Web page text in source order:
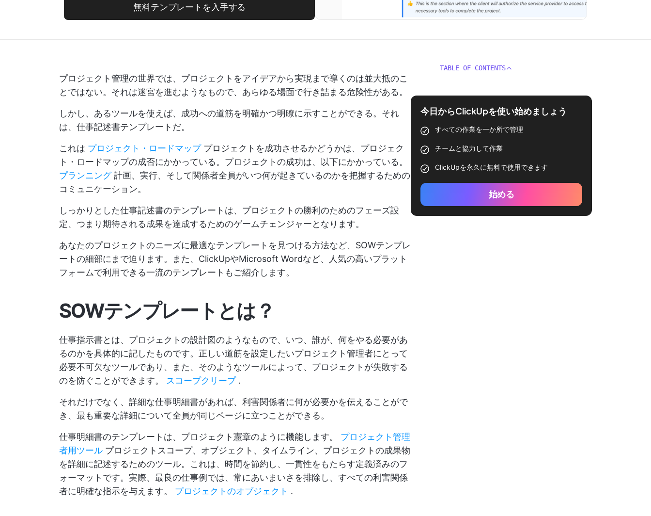
無料テンプレートを入手する
プロジェクト管理の世界では、プロジェクトをアイデアから実現まで導くのは並大抵のこ
とではない。それは迷宮を進むようなもので、あらゆる場面で行き詰まる危険性がある。
しかし、あるツールを使えば、成功への道筋を明確かつ明瞭に示すことができる。それ
は、仕事記述書テンプレートだ。
これは プロジェクト・ロードマッププロジェクトを成功させるかどうかは、プロジェク
ト・ロードマップの成否にかかっている。プロジェクトの成功は、以下にかかっている。
プランニング計画、実行、そして関係者全員がいつ何が起きているのかを把握するための
コミュニケーション。
しっかりとした仕事記述書のテンプレートは、プロジェクトの勝利のためのフェーズ設
定、つまり期待される成果を達成するためのゲームチェンジャーとなります。
あなたのプロジェクトのニーズに最適なテンプレートを見つける方法など、SOWテンプレ
ートの細部にまで迫ります。また、ClickUpやMicrosoft Wordなど、人気の高いプラット
フォームで利用できる一流のテンプレートもご紹介します。
SOWテンプレートとは？
仕事指示書とは、プロジェクトの設計図のようなもので、いつ、誰が、何をやる必要があ
るのかを具体的に記したものです。正しい道筋を設定したいプロジェクト管理者にとって
必要不可欠なツールであり、また、そのようなツールによって、プロジェクトが失敗する
のを防ぐことができます。
スコープクリープ.
それだけでなく、詳細な仕事明細書があれば、利害関係者に何が必要かを伝えることがで
き、最も重要な詳細について全員が同じページに立つことができる。
仕事明細書のテンプレートは、プロジェクト憲章のように機能します。 プロジェクト管理
者用ツール プロジェクトスコープ、オブジェクト、タイムライン、プロジェクトの成果物
を詳細に記述するためのツール。これは、時間を節約し、一貫性をもたらす定義済みのフ
ォーマットです。実際、最良の仕事例では、常にあいまいさを排除し、すべての利害関係
者に明確な指示を与えます。 プロジェクトのオブジェクト .
TABLE OF CONTENTS
今日からClickUpを使い始めましょう
すべての作業を一か所で管理
チームと協力して作業
ClickUpを永久に無料で使用できます
始める